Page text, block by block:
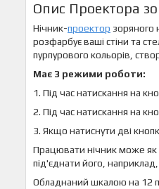
Опис Проектора
Нічник-проектор зоряного
розфарбує ваші стіни та
пурпурового кольорів,
Має 3 режими роботи:
1. Під час натискання на
2. Під час натискання на
3. Якщо натиснути дві
Працювати нічник може як
під'єднати його,
Обладнаний шкалою на 12